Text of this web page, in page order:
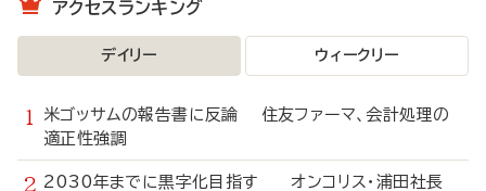
アクセスランキング
デイリー ウィークリー
米ゴッサムの報告書に反論 住友ファーマ、会計処理の
適正性強調
2030年までに黒字化目指す オンコリス・浦田社長